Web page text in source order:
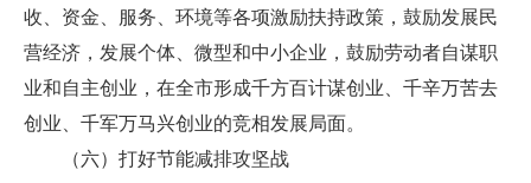
收、资金、服务、环境等各项激励扶持政策，鼓励发展民
营经济，发展个体、微型和中小企业，鼓励劳动者自谋职
业和自主创业，在全市形成千方百计谋创业、千辛万苦去
创业、千军万马兴创业的竞相发展局面。
（六）打好节能减排攻坚战